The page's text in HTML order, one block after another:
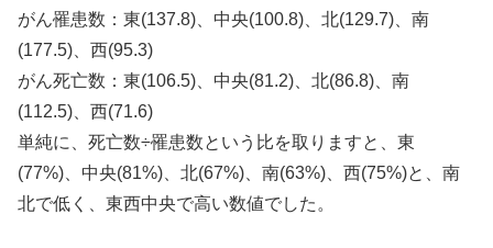
がん罹患数：東(137.8)、中央(100.8)、北(129.7)、南
(177.5)、西(95.3)
がん死亡数：東(106.5)、中央(81.2)、北(86.8)、南
(112.5)、西(71.6)
単純に、死亡数÷罹患数という比を取りますと、東
(77%)、 中央(81%)、北(67%)、南(63%)、西(75%)と、 南
北で低く、東西中央で高い数値でした。